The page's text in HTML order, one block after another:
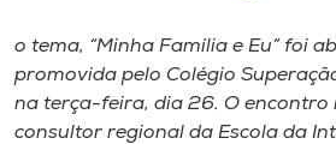
Portal de Ensino
A
o tema, “Minha Família e Eu” foi
promovida pelo Colégio
na terça-feira, dia 26. O encontro
consultor regional da Escola da